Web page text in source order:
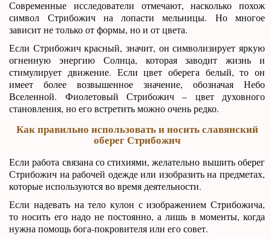
Современные исследователи отмечают, насколько похож
символ Стрибожич на лопасти мельницы. Но многое
зависит не только от формы, но и от цвета.
Если Стрибожич красный, значит, он символизирует яркую
огненную энергию Солнца, которая заводит жизнь и
стимулирует движение. Если цвет оберега белый, то он
имеет более возвышенное значение, обозначая Небо
Вселенной. Фиолетовый Стрибожич – цвет духовного
становления, но его встретить можно очень редко.
Как правильно использовать и носить славянский
оберег Стрибожич
Если работа связана со стихиями, желательно вышить оберег
Стрибожич на рабочей одежде или изобразить на предметах,
которые используются во время деятельности.
Если надевать на тело кулон с изображением Стрибожича,
то носить его надо не постоянно, а лишь в моменты, когда
нужна помощь бога-покровителя или его совет.